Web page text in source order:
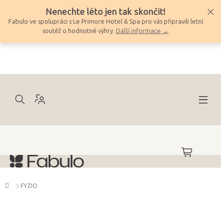
obsah
Nenechte léto jen tak skončit!
Fabulo ve spolupráci s Le Primore Hotel & Spa pro vás připravili letní
soutěž o hodnotné výhry. Další informace →
NÁKUPNÍ
KOŠÍK
Domů
FYZIO